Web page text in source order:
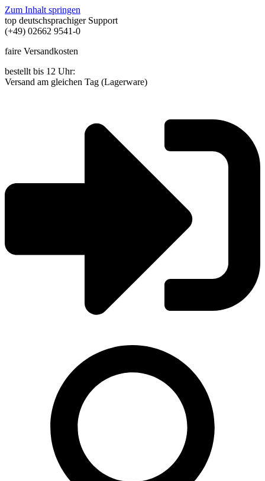
Zum Inhalt springen
top deutschsprachiger Support
(+49) 02662 9541-0
faire Versandkosten
bestellt bis 12 Uhr:
Versand am gleichen Tag (Lagerware)